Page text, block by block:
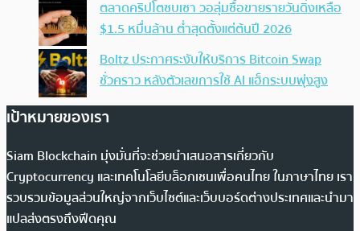
ตลาดคริปโตซบเซา วอลุ่มซื้อขายรายวันดิ่งเหลือ
$1.5 หมื่นล้าน ต่ำสุดตั้งแต่ต้นปี 2026
Boltz ประกาศระงับให้บริการ Bitcoin Swap
ชั่วคราว หลังตัวเลขการใช้ AI แฮ็กระบบพุ่งสูง
เป้าหมายของเรา
Siam Blockchain มุ่งมั่นที่จะช่วยนำเสนอสารเกี่ยวกับ
Cryptocurrency และเทคโนโลยีบล็อกเชนเพื่อคนไทย ในภาษาไทย เรา
รวบรวมข้อมูลส่วนใหญ่จากเว็บไซต์และเว็บบอร์ดต่างประเทศและนำมา
แปลส่งตรงถึงฟีดคุณ